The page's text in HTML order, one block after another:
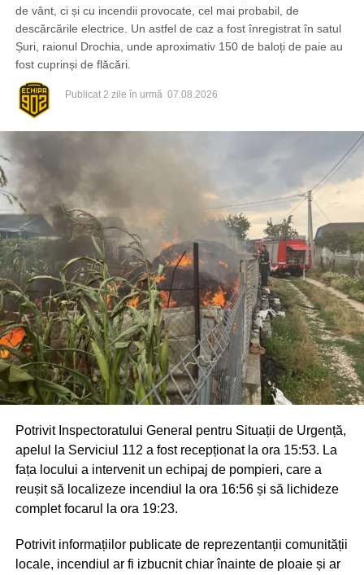
de vânt, ci și cu incendii provocate, cel mai probabil, de
descărcările electrice. Un astfel de caz a fost înregistrat în satul
Șuri, raionul Drochia, unde aproximativ 150 de baloți de paie au
fost cuprinși de flăcări.
Publicat 2 zile în urmă 07.08.2026
Potrivit Inspectoratului General pentru Situații de Urgență,
apelul la Serviciul 112 a fost recepționat la ora 15:53. La
fața locului a intervenit un echipaj de pompieri, care a
reușit să localizeze incendiul la ora 16:56 și să lichideze
complet focarul la ora 19:23.
Potrivit informațiilor publicate de reprezentanții comunității
locale, incendiul ar fi izbucnit chiar înainte de ploaie și ar